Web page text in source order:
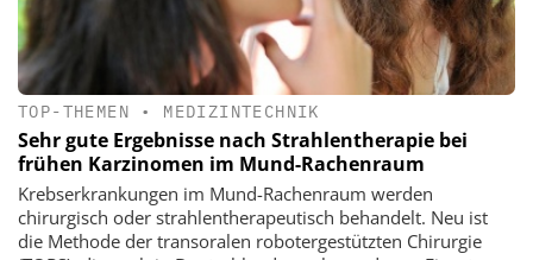
TOP-THEMEN • MEDIZINTECHNIK
Sehr gute Ergebnisse nach Strahlentherapie bei
frühen Karzinomen im Mund-Rachenraum
Krebserkrankungen im Mund-Rachenraum werden
chirurgisch oder strahlentherapeutisch behandelt. Neu ist
die Methode der transoralen robotergestützten Chirurgie